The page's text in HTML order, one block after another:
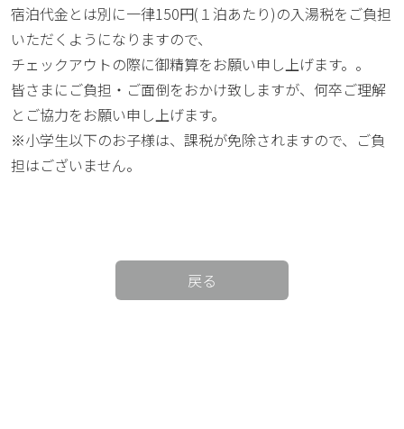
宿泊代金とは別に一律150円(１泊あたり)の入湯税をご負担
いただくようになりますので、
チェックアウトの際に御精算をお願い申し上げます。。
皆さまにご負担・ご面倒をおかけ致しますが、何卒ご理解
とご協力をお願い申し上げます。
※小学生以下のお子様は、課税が免除されますので、ご負
担はございません。
戻る